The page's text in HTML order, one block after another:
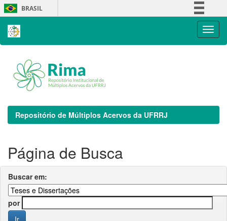
Skip
navigation
BRASIL
Repositório de Múltiplos Acervos da UFRRJ
Página de Busca
Buscar em:
por